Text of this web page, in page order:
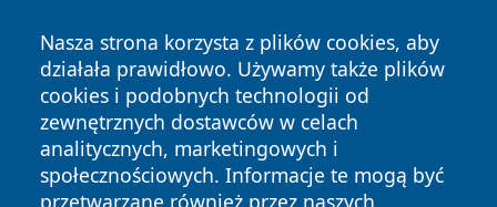
Nasza strona korzysta z plików cookies, aby
działała prawidłowo. Używamy także plików
cookies i podobnych technologii od
zewnętrznych dostawców w celach
analitycznych, marketingowych i
społecznościowych. Informacje te mogą być
przetwarzane również przez naszych
Copyright © 2026 faktyopole.pl Wszystkie prawa zastrzeżone.